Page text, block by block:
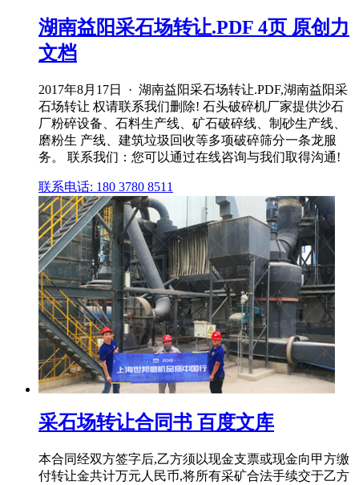
湖南益阳采石场转让.PDF 4页 原创力
文档
2017年8月17日 · 湖南益阳采石场转让.PDF,湖南益阳采
石场转让 权请联系我们删除! 石头破碎机厂家提供沙石
厂粉碎设备、石料生产线、矿石破碎线、制砂生产线、
磨粉生 产线、建筑垃圾回收等多项破碎筛分一条龙服
务。 联系我们：您可以通过在线咨询与我们取得沟通!
联系电话: 180 3780 8511
采石场转让合同书 百度文库
本合同经双方签字后,乙方须以现金支票或现金向甲方缴
付转让金共计万元人民币,将所有采矿合法手续交于乙方